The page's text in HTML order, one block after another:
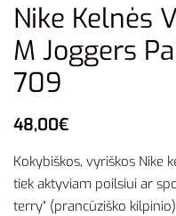
Nike Kelnės
M Joggers
709
48,00€
Kokybiškos, vyriškos Nike
tiek aktyviam poilsiui ar
terry“ (prancūziško